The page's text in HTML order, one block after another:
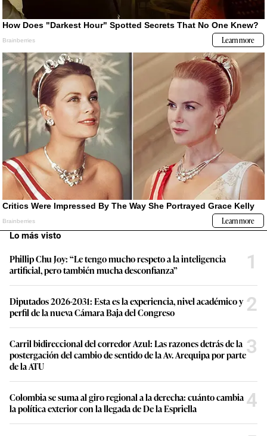
Lo más visto
Phillip Chu Joy: “Le tengo mucho respeto a la inteligencia
artificial, pero también mucha desconfianza”
1
Diputados 2026-2031: Esta es la experiencia, nivel académico y
perfil de la nueva Cámara Baja del Congreso
2
Carril bidireccional del corredor Azul: Las razones detrás de la
postergación del cambio de sentido de la Av. Arequipa por parte
de la ATU
3
Colombia se suma al giro regional a la derecha: cuánto cambia
la política exterior con la llegada de De la Espriella
4